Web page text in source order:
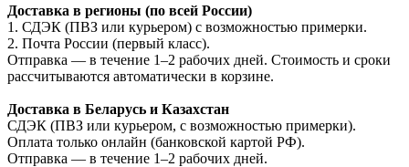
Доставка в регионы (по всей России)
1. СДЭК (ПВЗ или курьером) с возможностью примерки.
2. Почта России (первый класс).
Отправка — в течение 1–2 рабочих дней. Стоимость и сроки
рассчитываются автоматически в корзине.
Доставка в Беларусь и Казахстан
СДЭК (ПВЗ или курьером, с возможностью примерки).
Оплата только онлайн (банковской картой РФ).
Отправка — в течение 1–2 рабочих дней.